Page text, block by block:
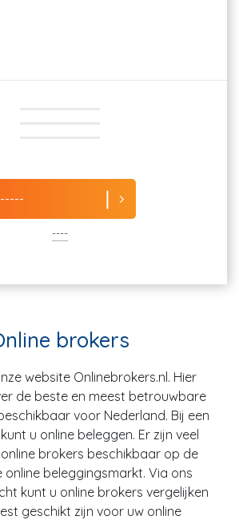
-----
----
brokers
website Onlinebrokers.nl. Hier
de beste en meest betrouwbare
voor Nederland. Bij een
u online beleggen. Er zijn veel
brokers beschikbaar op de
online beleggingsmarkt. Via ons
kunt u online brokers vergelijken
geschikt zijn voor uw online